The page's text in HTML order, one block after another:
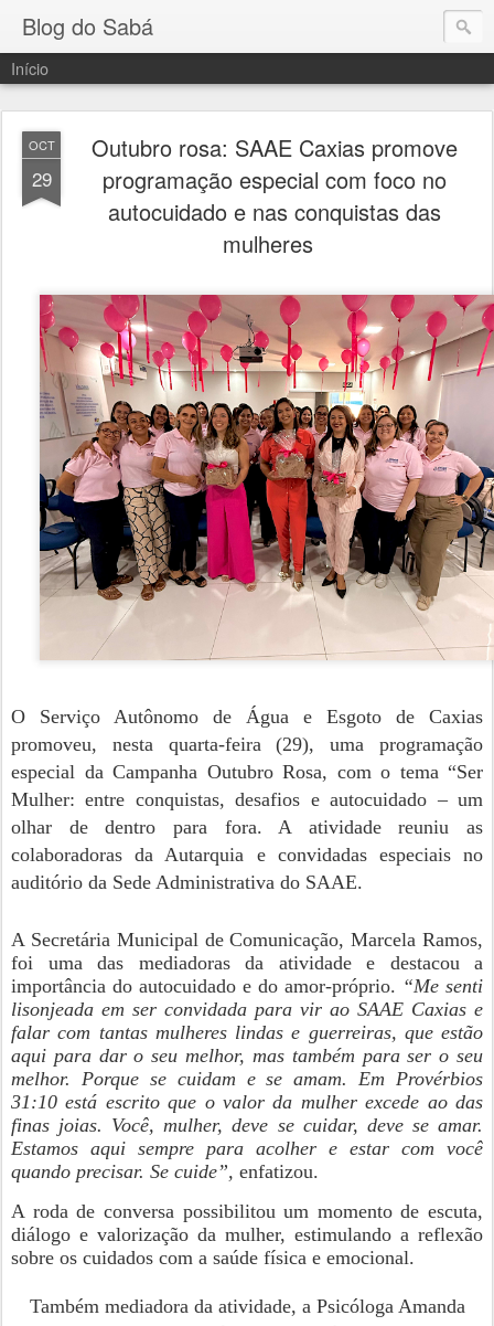
Blog do Sabá
Início
OCT
29
Outubro rosa: SAAE Caxias promove
programação especial com foco no
autocuidado e nas conquistas das
mulheres
O Serviço Autônomo de Água e Esgoto de Caxias
promoveu, nesta quarta-feira (29), uma programação
especial da Campanha Outubro Rosa, com o tema “Ser
Mulher: entre conquistas, desafios e autocuidado – um
olhar de dentro para fora. A atividade reuniu as
colaboradoras da Autarquia e convidadas especiais no
auditório da Sede Administrativa do SAAE.
A Secretária Municipal de Comunicação, Marcela Ramos,
foi uma das mediadoras da atividade e destacou a
importância do autocuidado e do amor-próprio. “Me senti
lisonjeada em ser convidada para vir ao SAAE Caxias e
falar com tantas mulheres lindas e guerreiras, que estão
aqui para dar o seu melhor, mas também para ser o seu
melhor. Porque se cuidam e se amam. Em Provérbios
31:10 está escrito que o valor da mulher excede ao das
finas joias. Você, mulher, deve se cuidar, deve se amar.
Estamos aqui sempre para acolher e estar com você
quando precisar. Se cuide”, enfatizou.
A roda de conversa possibilitou um momento de escuta,
diálogo e valorização da mulher, estimulando a reflexão
sobre os cuidados com a saúde física e emocional.
Também mediadora da atividade, a Psicóloga Amanda